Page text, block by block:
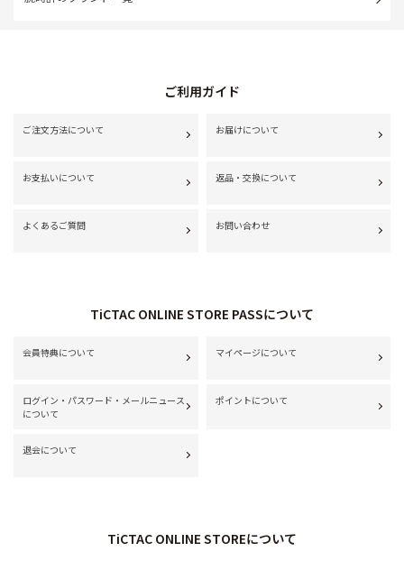
ご利用ガイド
ご注文方法について お届けについて
お支払いについて 返品・交換について
よくあるご質問 お問い合わせ
TiCTAC ONLINE STORE PASSについて
会員特典について マイページについて
ログイン・パスワード・メールニュース
について
ポイントについて
退会について
TiCTAC ONLINE STOREについて